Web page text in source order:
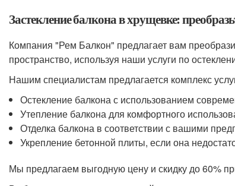
Застекление балкона в хрущевке:
Компания "Рем Балкон" предлагает вам
пространство, используя наши услуги по
Нашим специалистам предлагается комплекс
Остекление балкона с использованием
Утепление балкона для комфортного
Отделка балкона в соответствии с вашими
Укрепление бетонной плиты, если она
Мы предлагаем выгодную цену и скидку до 60%